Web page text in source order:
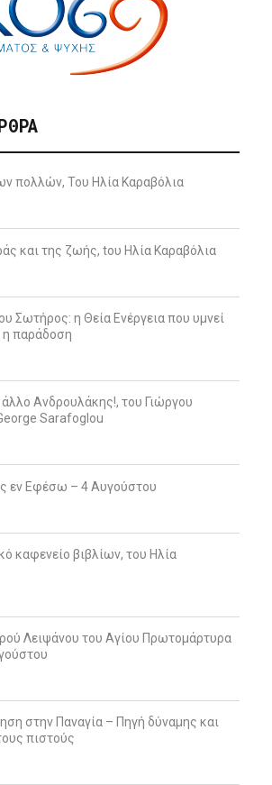
πολλών, Του Ηλία Καραβόλια
και της ζωής, tου Ηλία Καραβόλια
Σωτήρος: η Θεία Ενέργεια που υμνεί
η παράδοση
Ανδρουλάκης!, του Γιώργου
Sarafoglou
εν Εφέσω – 4 Αυγούστου
καφενείο βιβλίων, του Ηλία
Λειψάνου του Αγίου Πρωτομάρτυρα
στην Παναγία – Πηγή δύναμης και
πιστούς